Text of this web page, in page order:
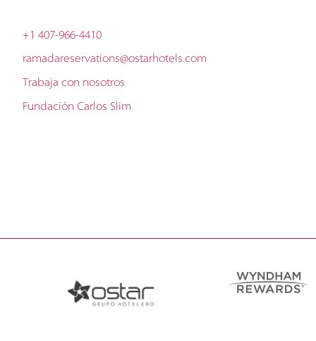
+1 407-966-4410
ramadareservations@ostarhotels.com
Trabaja con nosotros
Fundación Carlos Slim